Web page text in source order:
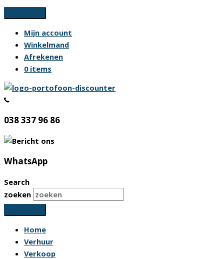
Ga
naar
inhoud
Mijn account
Winkelmand
Afrekenen
0 items
038 337 96 86
WhatsApp
Search
zoeken
Home
Verhuur
Verkoop